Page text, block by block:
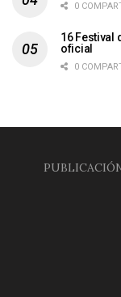
0
16 Festival
oficial
0